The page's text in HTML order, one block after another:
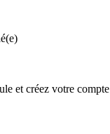
et créez votre